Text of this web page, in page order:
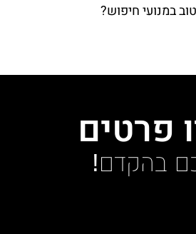
במנועי חיפוש?
פרטים
בהקדם!